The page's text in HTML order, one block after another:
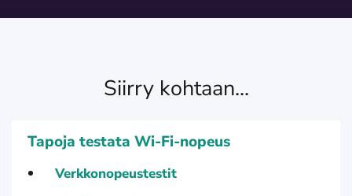
Siirry kohtaan...
Tapoja testata Wi-Fi-nopeus
Verkkonopeustestit